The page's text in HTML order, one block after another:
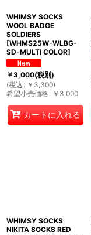
WHIMSY SOCKS
WOOL BADGE
SOLDIERS
[WHMS25W-WLBG-
SD-MULTI COLOR]
￥3,000(税別)
(税込 : ￥ 3,300)
希望小売価格: ￥ 3,000
カートに入れる
WHIMSY SOCKS
NIKITA SOCKS RED